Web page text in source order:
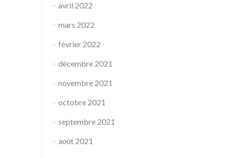
avril 2022
mars 2022
février 2022
décembre 2021
novembre 2021
octobre 2021
septembre 2021
août 2021